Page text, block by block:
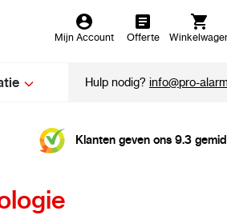
Mijn Account Offerte
Hulp nodig?info@pro-
Klanten geven ons 9.3